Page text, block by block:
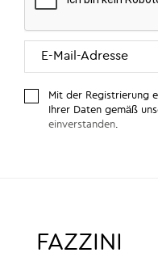
Mit der Registrierung
Ihrer Daten gemäß
einverstanden.
FAZZINI